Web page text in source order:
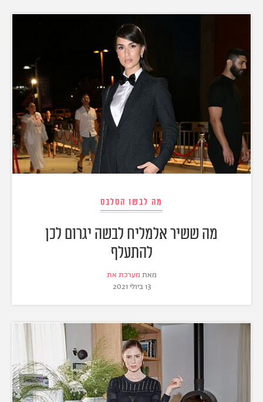
מה לבשו הסלבס
מה ששיר אלמליח לבשה יגרום לכן
להתעלף
מאת מערכת את
13 ביולי 2021